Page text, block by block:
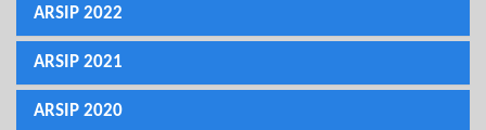
ARSIP 2022
ARSIP 2021
ARSIP 2020